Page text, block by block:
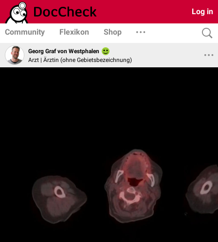
Log in
Community Flexikon Shop
Georg Graf von Westphalen
Arzt | Ärztin (ohne Gebietsbezeichnung)